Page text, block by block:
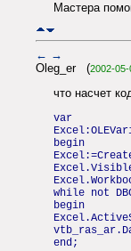
Мастера
← →
Oleg_er (2002-
что насчет
var
begin
while not
begin
end;